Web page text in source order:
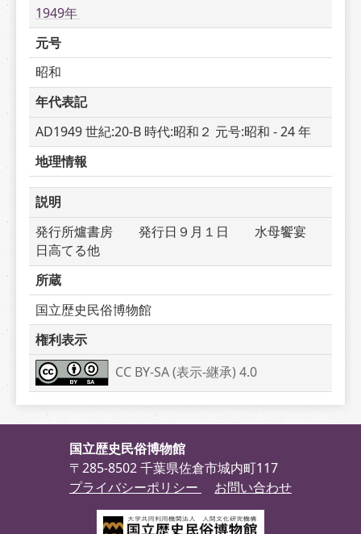
1949年
元号
昭和
年代表記
AD1949 世紀:20-B 時代:昭和２ 元号:昭和 - 24 年
地理情報
説明
発行所爐書房　　発行日９月１日　　水母饗宴
日高てる他
所蔵
国立歴史民俗博物館
権利表示
CC BY-SA (表示-継承) 4.0
国立歴史民俗博物館
〒285-8502 千葉県佐倉市城内町117
プライバシーポリシー
お問い合わせ